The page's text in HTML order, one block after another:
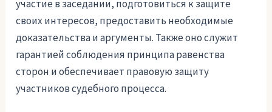
участие в заседании, подготовиться к защите
своих интересов, предоставить необходимые
доказательства и аргументы. Также оно служит
гарантией соблюдения принципа равенства
сторон и обеспечивает правовую защиту
участников судебного процесса.